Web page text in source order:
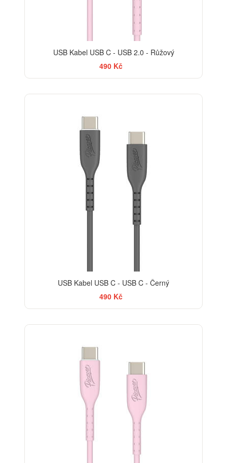
USB Kabel USB C - USB 2.0 - Růžový
490 Kč
USB Kabel USB C - USB C - Černý
490 Kč